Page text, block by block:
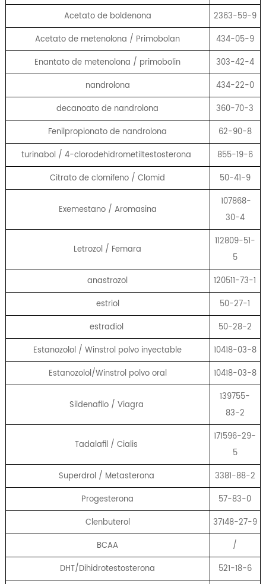
Acetato de boldenona
2363-59-9
Acetato de metenolona / Primobolan
434-05-9
Enantato de metenolona / primobolin
303-42-4
nandrolona
434-22-0
decanoato de nandrolona
360-70-3
Fenilpropionato de nandrolona
62-90-8
turinabol / 4-clorodehidrometiltestosterona
855-19-6
Citrato de clomifeno / Clomid
50-41-9
Exemestano / Aromasina
107868-
30-4
Letrozol / Femara
112809-51-
5
anastrozol
120511-73-1
estriol
50-27-1
estradiol
50-28-2
Estanozolol / Winstrol polvo inyectable
10418-03-8
Estanozolol/Winstrol polvo oral
10418-03-8
Sildenafilo / Viagra
139755-
83-2
Tadalafil / Cialis
171596-29-
5
Superdrol / Metasterona
3381-88-2
Progesterona
57-83-0
Clenbuterol
37148-27-9
BCAA
/
DHT/Dihidrotestosterona
521-18-6